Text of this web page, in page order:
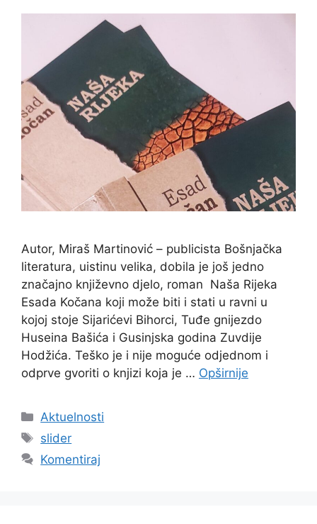
Autor, Miraš Martinović – publicista Bošnjačka
literatura, uistinu velika, dobila je još jedno
značajno književno djelo, roman Naša Rijeka
Esada Kočana koji može biti i stati u ravni u
kojoj stoje Sijarićevi Bihorci, Tuđe gnijezdo
Huseina Bašića i Gusinjska godina Zuvdije
Hodžića. Teško je i nije moguće odjednom i
odprve gvoriti o knjizi koja je … Opširnije
Kategorije
Aktuelnosti
Oznake
slider
Komentiraj